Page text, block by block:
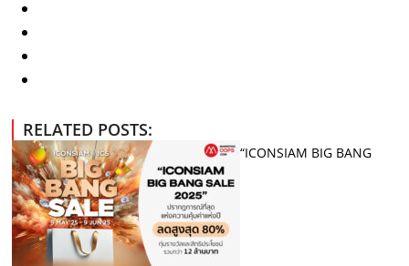
RELATED POSTS:
“ICONSIAM BIG BANG